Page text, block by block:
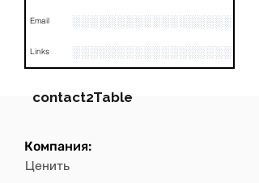
Email
Links
contact2Table
Field
Компания:
Ценить